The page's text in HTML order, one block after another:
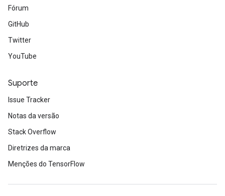
Fórum
GitHub
Twitter
YouTube
Suporte
Issue Tracker
Notas da versão
Stack Overflow
Diretrizes da marca
Menções do TensorFlow